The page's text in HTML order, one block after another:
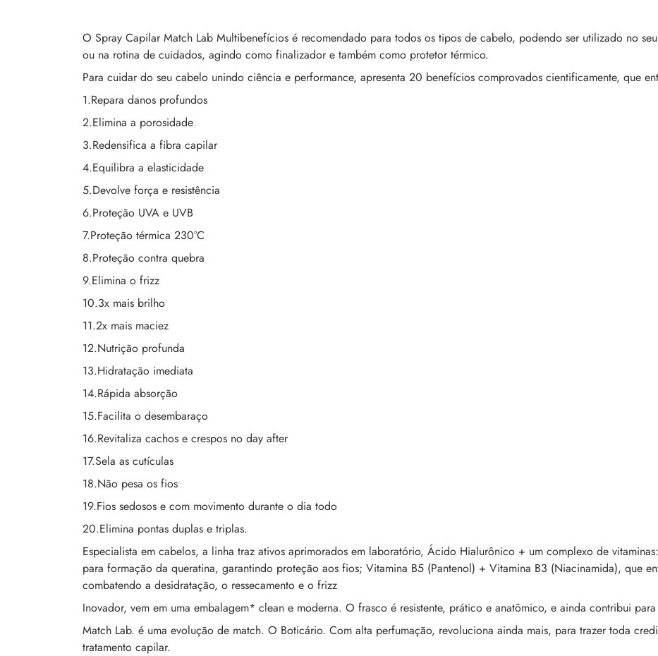
O Spray Capilar Match Lab Multibenefícios é recomendado para todos os tipos de cabelo, podendo ser utilizado no
ou na rotina de cuidados, agindo como finalizador e também como protetor térmico.
Para cuidar do seu cabelo unindo ciência e performance, apresenta 20 benefícios comprovados cientificamente, que
1.Repara danos profundos
2.Elimina a porosidade
3.Redensifica a fibra capilar
4.Equilibra a elasticidade
5.Devolve força e resistência
6.Proteção UVA e UVB
7.Proteção térmica 230°C
8.Proteção contra quebra
9.Elimina o frizz
10.3x mais brilho
11.2x mais maciez
12.Nutrição profunda
13.Hidratação imediata
14.Rápida absorção
15.Facilita o desembaraço
16.Revitaliza cachos e crespos no day after
17.Sela as cutículas
18.Não pesa os fios
19.Fios sedosos e com movimento durante o dia todo
20.Elimina pontas duplas e triplas.
Especialista em cabelos, a linha traz ativos aprimorados em laboratório, Ácido Hialurônico + um complexo de
para formação da queratina, garantindo proteção aos fios; Vitamina B5 (Pantenol) + Vitamina B3 (Niacinamida), que
combatendo a desidratação, o ressecamento e o frizz
Inovador, vem em uma embalagem* clean e moderna. O frasco é resistente, prático e anatômico, e ainda contribui para
Match Lab. é uma evolução de match. O Boticário. Com alta perfumação, revoluciona ainda mais, para trazer toda
tratamento capilar.